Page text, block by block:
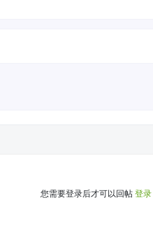
您需要登录后才可以回帖 登录